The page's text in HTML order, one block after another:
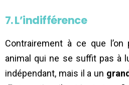
7. L’indifférence
Contrairement à ce que
animal qui ne se suffit pas à
indépendant, mais il a un